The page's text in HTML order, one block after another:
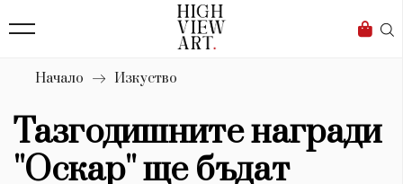
Бизнес
Мода
Dialogue
Изкуство
4340
Начало Изкуство
Тазгодишните награди
''Оскар'' ще бъдат